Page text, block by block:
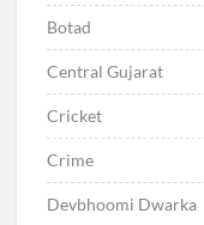
Botad
Central Gujarat
Cricket
Crime
Devbhoomi Dwarka